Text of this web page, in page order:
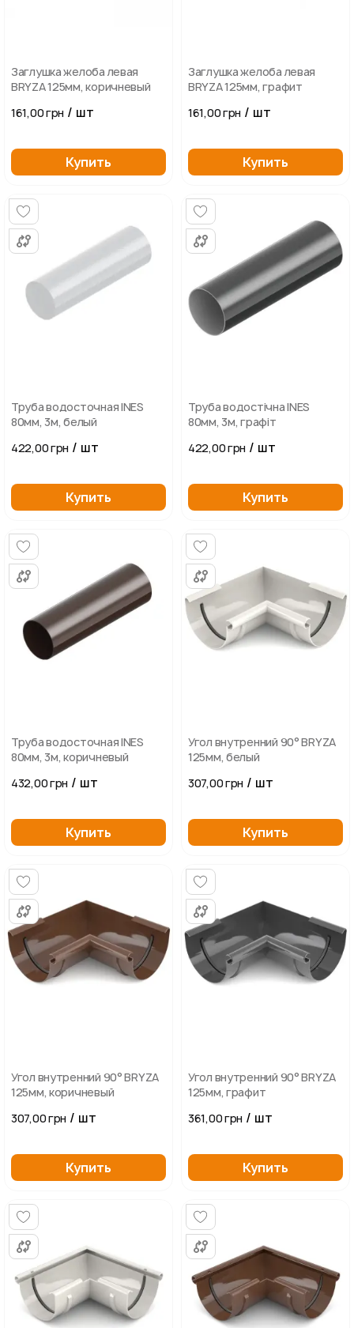
Заглушка желоба левая
BRYZA 125мм, коричневый
161,00 грн / шт
Купить
Заглушка желоба левая
BRYZA 125мм, графит
161,00 грн / шт
Купить
Труба водосточная INES
80мм, 3м, белый
422,00 грн / шт
Купить
Труба водостічна INES
80мм, 3м, графіт
422,00 грн / шт
Купить
Труба водосточная INES
80мм, 3м, коричневый
432,00 грн / шт
Купить
Угол внутренний 90° BRYZA
125мм, белый
307,00 грн / шт
Купить
Угол внутренний 90° BRYZA
125мм, коричневый
307,00 грн / шт
Купить
Угол внутренний 90° BRYZA
125мм, графит
361,00 грн / шт
Купить